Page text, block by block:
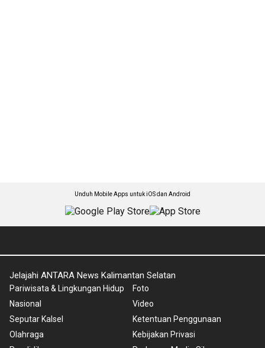
Unduh Mobile Apps untuk iOS dan Android
Jelajahi ANTARA News Kalimantan Selatan
Pariwisata & Lingkungan Hidup
Nasional
Seputar Kalsel
Olahraga
Foto
Video
Ketentuan Penggunaan
Kebijakan Privasi